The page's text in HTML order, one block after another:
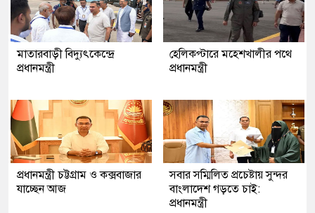
মাতারবাড়ী বিদ্যুৎকেন্দ্রে
প্রধানমন্ত্রী
হেলিকপ্টারে মহেশখালীর পথে
প্রধানমন্ত্রী
প্রধানমন্ত্রী চট্টগ্রাম ও কক্সবাজার
যাচ্ছেন আজ
সবার সম্মিলিত প্রচেষ্টায় সুন্দর
বাংলাদেশ গড়তে চাই:
প্রধানমন্ত্রী